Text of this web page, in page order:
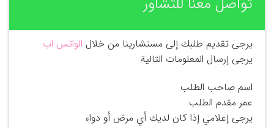
يرجى تقديم طلبك إلى مستشارينا من خلال الواتس اب
يرجى إرسال المعلومات التالية
اسم صاحب الطلب
عمر مقدم الطلب
يرجى إعلامي إذا كان لديك أي مرض أو دواء